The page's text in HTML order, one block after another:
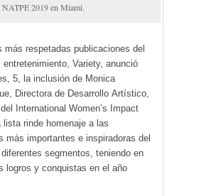
NATPE 2019 en Miami.
más respetadas publicaciones del
entretenimiento, Variety, anunció
5, la inclusión de Monica
Directora de Desarrollo Artístico,
International Women’s Impact
lista rinde homenaje a las
más importantes e inspiradoras del
segmentos, teniendo en
logros y conquistas en el año